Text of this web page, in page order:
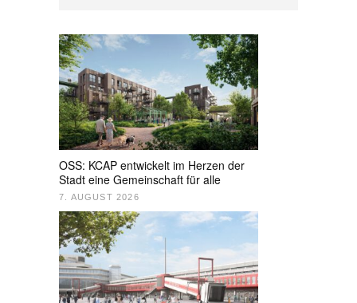
OSS: KCAP entwickelt im Herzen der
Stadt eine Gemeinschaft für alle
7. AUGUST 2026